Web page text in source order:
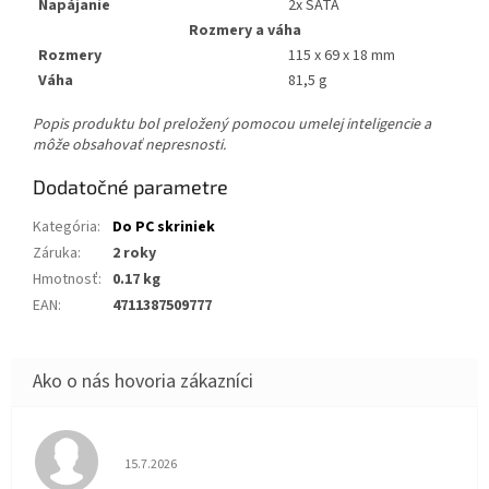
Napájanie
2x SATA
Rozmery a váha
Rozmery
115 x 69 x 18 mm
Váha
81,5 g
Popis produktu bol preložený pomocou umelej inteligencie a
môže obsahovať nepresnosti.
Dodatočné parametre
Kategória:
Do PC skriniek
Záruka:
2 roky
Hmotnosť: 0.17 kg
EAN: 4711387509777
Hodnotenie obchodu je 5 z 5 hviezdičiek.
15.7.2026